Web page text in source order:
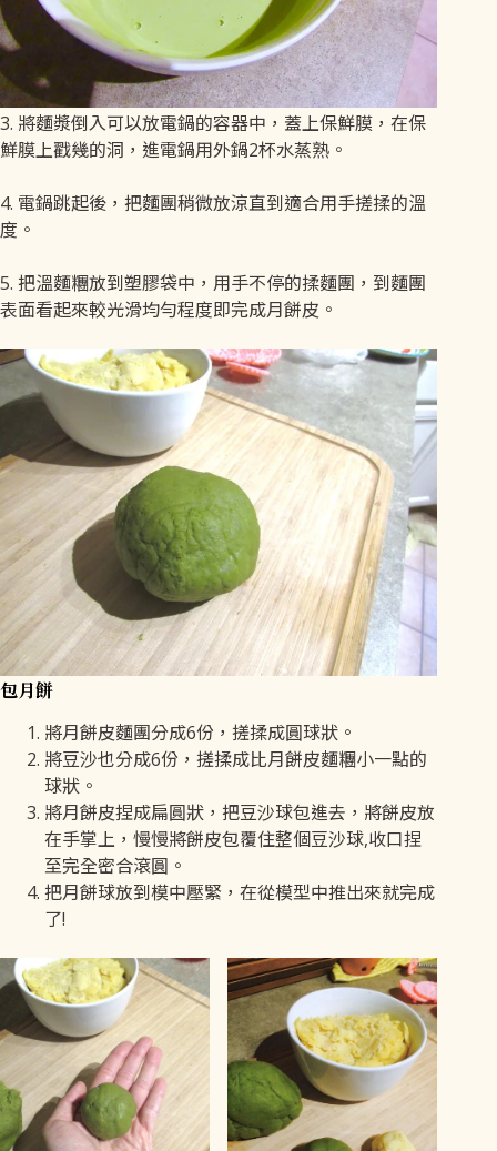
3. 將麵漿倒入可以放電鍋的容器中，蓋上保鮮膜，在保
鮮膜上戳幾的洞，進電鍋用外鍋2杯水蒸熟。
4. 電鍋跳起後，把麵團稍微放涼直到適合用手搓揉的溫
度。
5. 把溫麵糰放到塑膠袋中，用手不停的揉麵團，到麵團
表面看起來較光滑均勻程度即完成月餅皮。
包月餅
將月餅皮麵團分成6份，搓揉成圓球狀。
將豆沙也分成6份，搓揉成比月餅皮麵糰小一點的
球狀。
將月餅皮捏成扁圓狀，把豆沙球包進去，將餅皮放
在手掌上，慢慢將餅皮包覆住整個豆沙球,收口捏
至完全密合滾圓。
把月餅球放到模中壓緊，在從模型中推出來就完成
了!